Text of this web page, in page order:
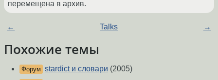
перемещена в архив.
← Talks →
Похожие темы
Форум stardict и словари (2005)